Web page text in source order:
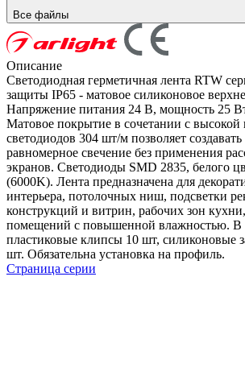
Все файлы
Описание
Светодиодная герметичная лента RTW
защиты IP65 - матовое силиконовое
Напряжение питания 24 В, мощность 25
Матовое покрытие в сочетании с высокой
светодиодов 304 шт/м позволяет
равномерное свечение без применения
экранов. Светодиоды SMD 2835, белого
(6000K). Лента предназначена для
интерьера, потолочных ниш, подсветки
конструкций и витрин, рабочих зон
помещений с повышенной влажностью. В
пластиковые клипсы 10 шт, силиконовые
шт. Обязательна установка на профиль.
Страница серии